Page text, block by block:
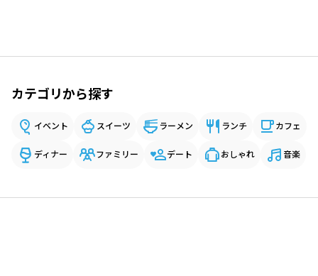
カテゴリから探す
イベント スイーツ ラーメン ランチ カフェ
ディナー ファミリー デート おしゃれ 音楽